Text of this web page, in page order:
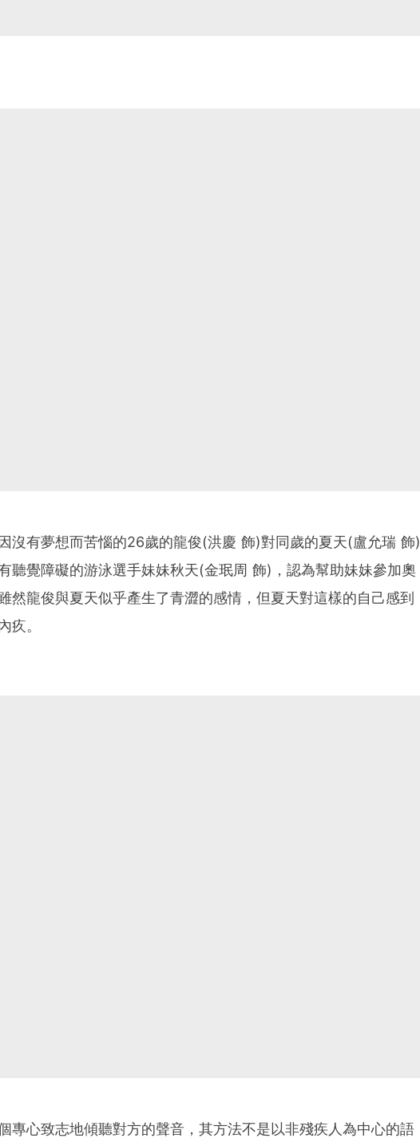
沒有夢想而苦惱的26歲的龍俊(洪慶 飾)對同歲的夏天(盧允瑞 飾)
聽覺障礙的游泳選手妹妹秋天(金珉周 飾)，認為幫助妹妹參加奧
然龍俊與夏天似乎產生了青澀的感情，但夏天對這樣的自己感到
疚。
專心致志地傾聽對方的聲音，其方法不是以非殘疾人為中心的語